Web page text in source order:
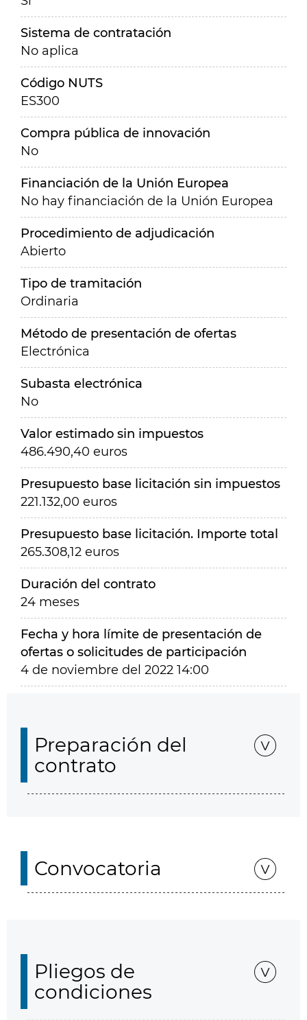
Sistema de contratación
No aplica
Código NUTS
ES300
Compra pública de innovación
No
Financiación de la Unión Europea
No hay financiación de la Unión Europea
Procedimiento de adjudicación
Abierto
Tipo de tramitación
Ordinaria
Método de presentación de ofertas
Electrónica
Subasta electrónica
No
Valor estimado sin impuestos
486.490,40 euros
Presupuesto base licitación sin impuestos
221.132,00 euros
Presupuesto base licitación. Importe total
265.308,12 euros
Duración del contrato
24 meses
Fecha y hora límite de presentación de
ofertas o solicitudes de participación
4 de noviembre del 2022 14:00
Preparación del
contrato
Convocatoria
Pliegos de
condiciones